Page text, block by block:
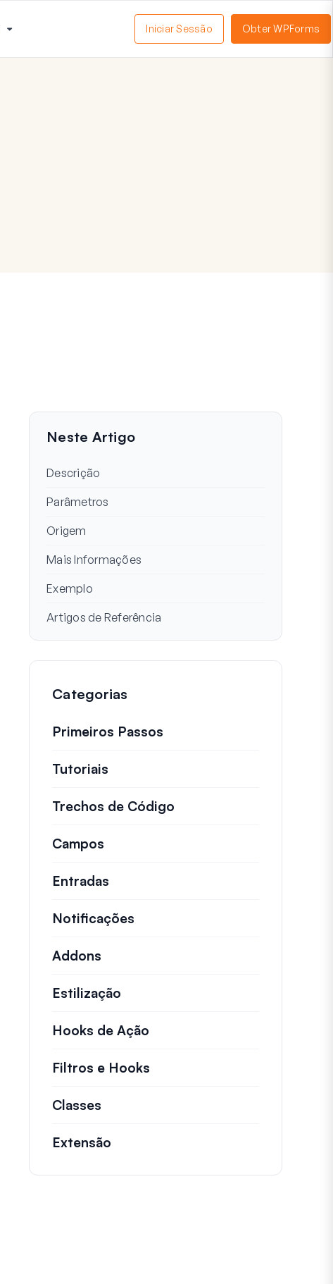
Menu
Iniciar Sessão Obter WPForms
Neste Artigo
Descrição
Parâmetros
Origem
Mais Informações
Exemplo
Artigos de Referência
Categorias
Primeiros Passos
Tutoriais
Trechos de Código
Campos
Entradas
Notificações
Addons
Estilização
Hooks de Ação
Filtros e Hooks
Classes
Extensão